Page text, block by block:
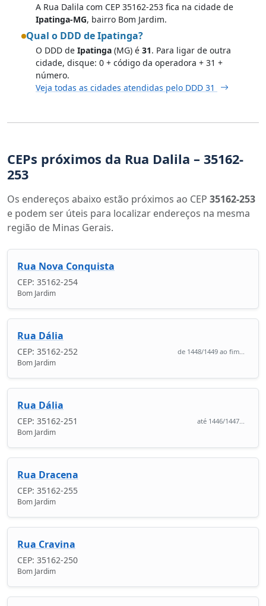
A Rua Dalila com CEP 35162-253 fica na cidade de
Ipatinga-MG, bairro Bom Jardim.
Qual o DDD de Ipatinga?
O DDD de Ipatinga (MG) é 31. Para ligar de outra
cidade, disque: 0 + código da operadora + 31 +
número.
Veja todas as cidades atendidas pelo DDD 31
CEPs próximos da Rua Dalila – 35162-
253
Os endereços abaixo estão próximos ao CEP 35162-253
e podem ser úteis para localizar endereços na mesma
região de Minas Gerais.
Rua Nova Conquista
CEP: 35162-254
Bom Jardim
Rua Dália
CEP: 35162-252 de 1448/1449 ao fim...
Bom Jardim
Rua Dália
CEP: 35162-251 até 1446/1447...
Bom Jardim
Rua Dracena
CEP: 35162-255
Bom Jardim
Rua Cravina
CEP: 35162-250
Bom Jardim